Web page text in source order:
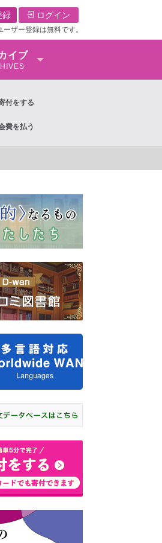
録 ログイン
ザー登録は無料です。
イブ
付をする
費を払う